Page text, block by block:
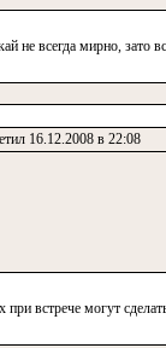
не всегда мирно, зато
16.12.2008 в 22:08
встрече могут